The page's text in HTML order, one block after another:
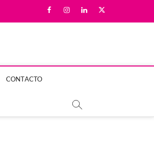
facebookinstagram
linkedintwitter
CONTACTO